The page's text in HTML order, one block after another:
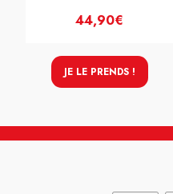
44,90€
JE LE PRENDS !